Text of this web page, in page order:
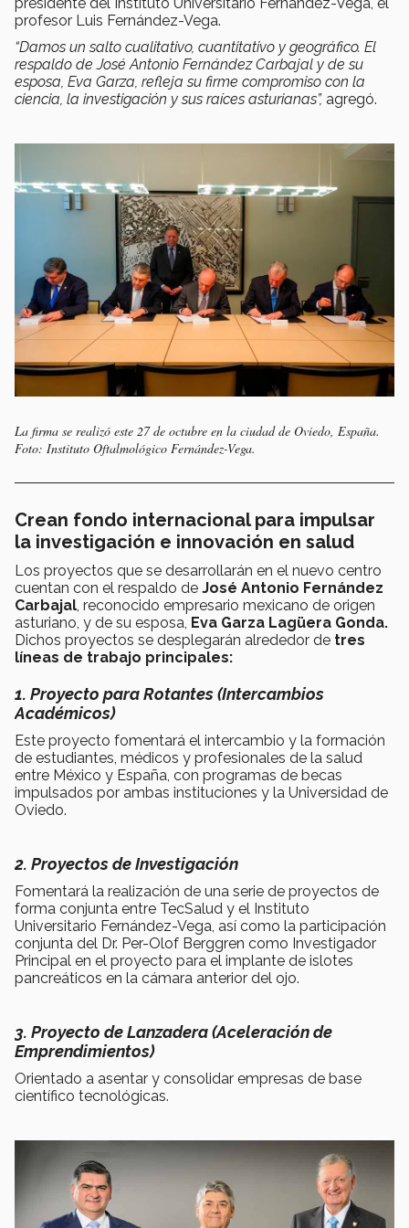
profesor Luis Fernández-Vega.
“Damos un salto cualitativo, cuantitativo y geográfico. El
respaldo de José Antonio Fernández Carbajal y de su
esposa, Eva Garza, refleja su firme compromiso con la
ciencia, la investigación y sus raíces asturianas”, agregó.
La firma se realizó este 27 de octubre en la ciudad de Oviedo, España.
Foto: Instituto Oftalmológico Fernández-Vega.
Crean fondo internacional para impulsar
la investigación e innovación en salud
Los proyectos que se desarrollarán en el nuevo centro
cuentan con el respaldo de José Antonio Fernández
Carbajal, reconocido empresario mexicano de origen
asturiano, y de su esposa, Eva Garza Lagüera Gonda.
Dichos proyectos se desplegarán alrededor de tres
líneas de trabajo principales:
1. Proyecto para Rotantes (Intercambios
Académicos)
Este proyecto fomentará el intercambio y la formación
de estudiantes, médicos y profesionales de la salud
entre México y España, con programas de becas
impulsados por ambas instituciones y la Universidad de
Oviedo.
2. Proyectos de Investigación
Fomentará la realización de una serie de proyectos de
forma conjunta entre TecSalud y el Instituto
Universitario Fernández-Vega, así como la participación
conjunta del Dr. Per-Olof Berggren como Investigador
Principal en el proyecto para el implante de islotes
pancreáticos en la cámara anterior del ojo.
3. Proyecto de Lanzadera (Aceleración de
Emprendimientos)
Orientado a asentar y consolidar empresas de base
científico tecnológicas.